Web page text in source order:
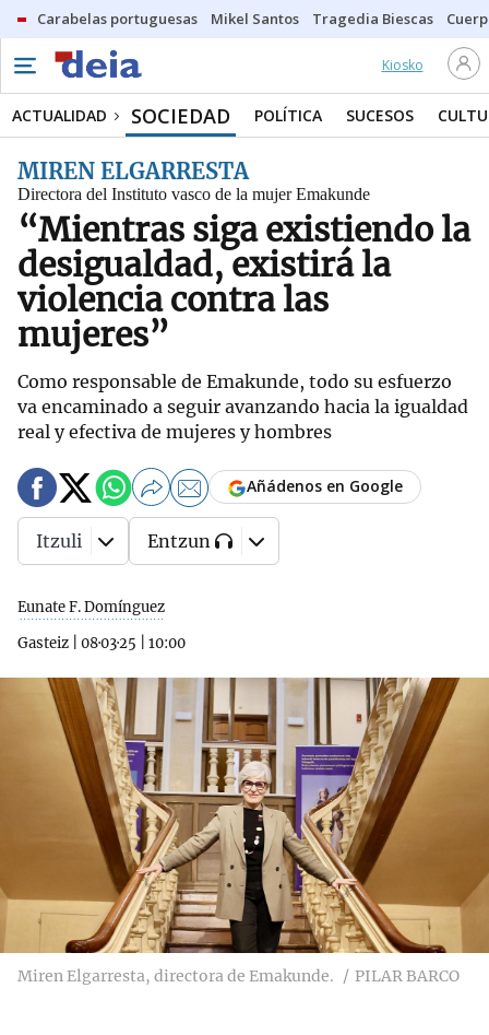
Carabelas portuguesas Mikel Santos Tragedia Biescas
Kiosko
ACTUALIDAD SOCIEDAD POLÍTICA SUCESOS
MIREN ELGARRESTA
Directora del Instituto vasco de la mujer Emakunde
“Mientras siga existiendo la
desigualdad, existirá la
violencia contra las
mujeres”
Como responsable de Emakunde, todo su esfuerzo
va encaminado a seguir avanzando hacia la igualdad
real y efectiva de mujeres y hombres
Eunate F. Domínguez
Gasteiz
08·03·25 10:00
Añádenos en Google
Itzuli Entzun
Miren Elgarresta, directora de Emakunde. PILAR BARCO